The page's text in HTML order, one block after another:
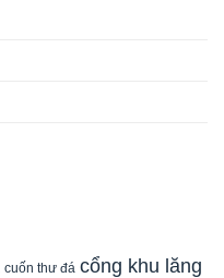
cuốn thư đá cổng khu lăng